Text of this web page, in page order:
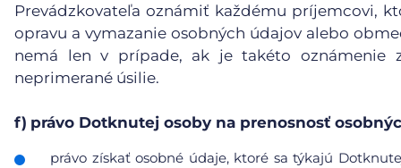
Prevádzkovateľa oznámiť každému príjemcovi,
opravu a vymazanie osobných údajov alebo
nemá len v prípade, ak je takéto oznámenie
neprimerané úsilie.
f) právo Dotknutej osoby na prenosnosť
právo získať osobné údaje, ktoré sa týkajú